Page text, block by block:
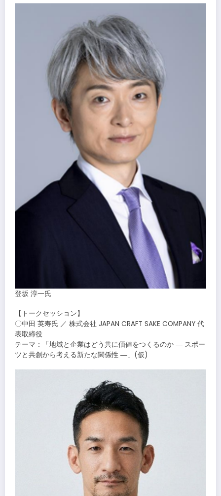
登坂 淳一氏
【トークセッション】
〇中田 英寿氏 ／ 株式会社 JAPAN CRAFT SAKE COMPANY 代
表取締役
テーマ：「地域と企業はどう共に価値をつくるのか ― スポー
ツと共創から考える新たな関係性 ―」(仮)